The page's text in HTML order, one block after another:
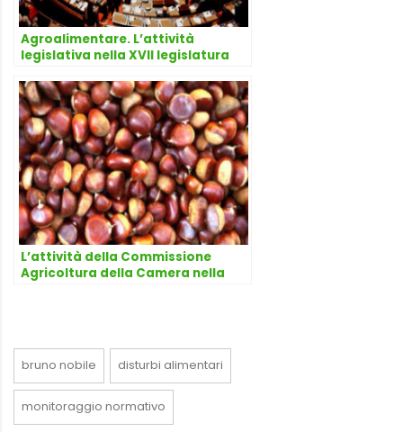
Agroalimentare. L’attività
legislativa nella XVII legislatura
Senato
L’attività della Commissione
Agricoltura della Camera nella
bruno nobile disturbi alimentari
monitoraggio normativo